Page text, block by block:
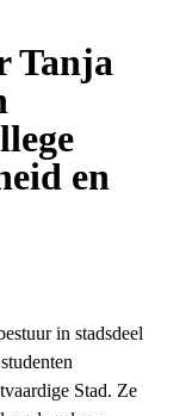
Tanja
en
in stadsdeel
Stad. Ze